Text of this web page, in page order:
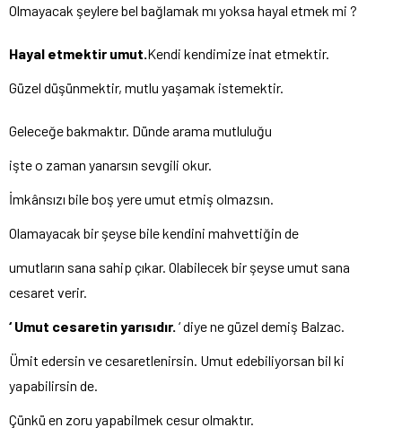
Olmayacak şeylere bel bağlamak mı yoksa hayal etmek mi ?
Hayal etmektir umut. Kendi kendimize inat etmektir.
Güzel düşünmektir, mutlu yaşamak istemektir.
Geleceğe bakmaktır. Dünde arama mutluluğu
işte o zaman yanarsın sevgili okur.
İmkânsızı bile boş yere umut etmiş olmazsın.
Olamayacak bir şeyse bile kendini mahvettiğin de
umutların sana sahip çıkar. Olabilecek bir şeyse umut sana
cesaret verir.
‘ Umut cesaretin yarısıdır. ‘ diye ne güzel demiş Balzac.
Ümit edersin ve cesaretlenirsin. Umut edebiliyorsan bil ki
yapabilirsin de.
Çünkü en zoru yapabilmek cesur olmaktır.